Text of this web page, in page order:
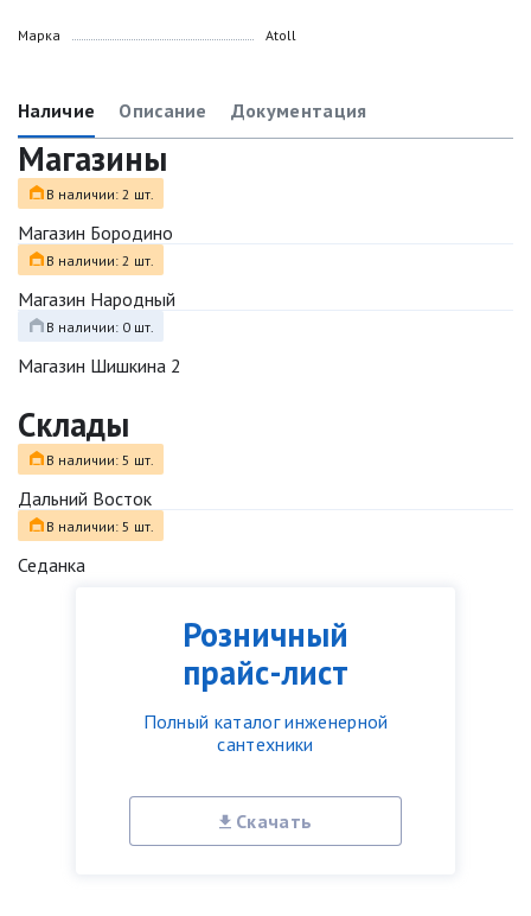
Розничный
прайс-лист
Полный каталог инженерной
сантехники
Скачать
Марка Atoll
Наличие Описание Документация
Магазины
В наличии: 2 шт.
Магазин Бородино
В наличии: 2 шт.
Магазин Народный
В наличии: 0 шт.
Магазин Шишкина 2
Склады
В наличии: 5 шт.
Дальний Восток
В наличии: 5 шт.
Седанка